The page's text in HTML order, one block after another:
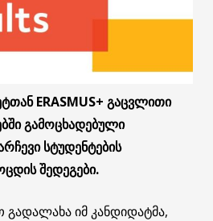
ERASMUS+ გაცვლითი
გამოცხადებული
სტუდენტების
შედეგები.
გადალახა იმ კანდიდატმა,